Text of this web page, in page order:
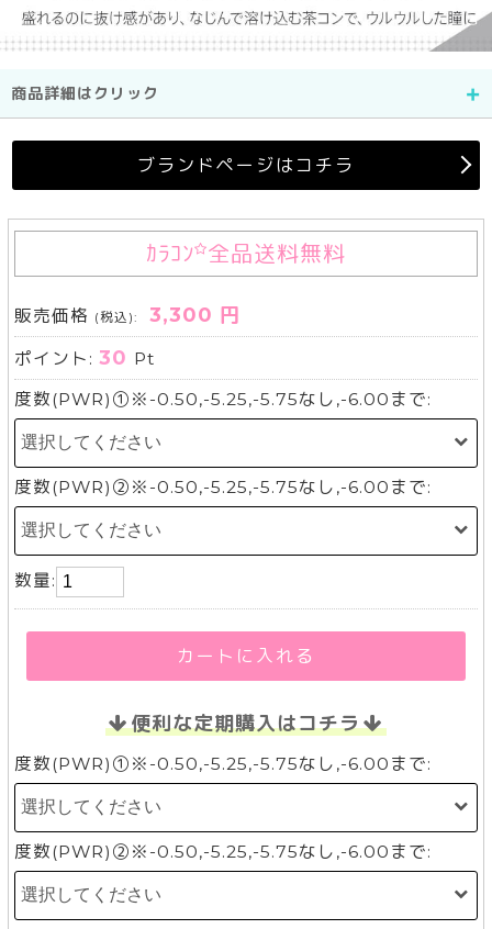
商品詳細はクリック
ブランドページはコチラ
ｶﾗｺﾝ 全品送料無料
販売価格 (税込): 3,300 円
ポイント:30 Pt
度数(PWR)①※-0.50,-5.25,-5.75なし,-6.00まで:
度数(PWR)②※-0.50,-5.25,-5.75なし,-6.00まで:
数量:
カートに入れる
便利な定期購入はコチラ
度数(PWR)①※-0.50,-5.25,-5.75なし,-6.00まで:
度数(PWR)②※-0.50,-5.25,-5.75なし,-6.00まで: